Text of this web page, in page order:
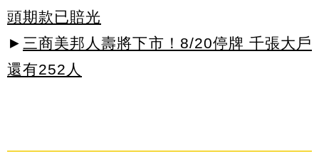
頭期款已賠光
► 三商美邦人壽將下市！8/20停牌 千張大戶
還有252人